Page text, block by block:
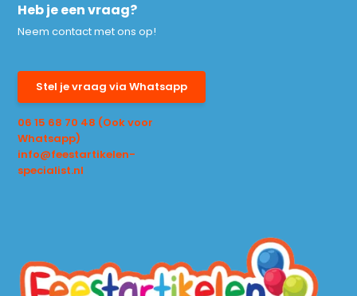
Heb je een vraag?
Neem contact met ons op!
Stel je vraag via Whatsapp
06 15 68 70 48 (Ook voor
Whatsapp)
info@feestartikelen-
specialist.nl